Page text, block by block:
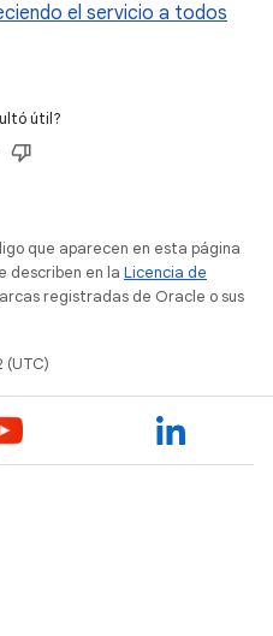
el servicio a todos
útil?
que aparecen en esta página
describen en la Licencia de
registradas de Oracle o sus